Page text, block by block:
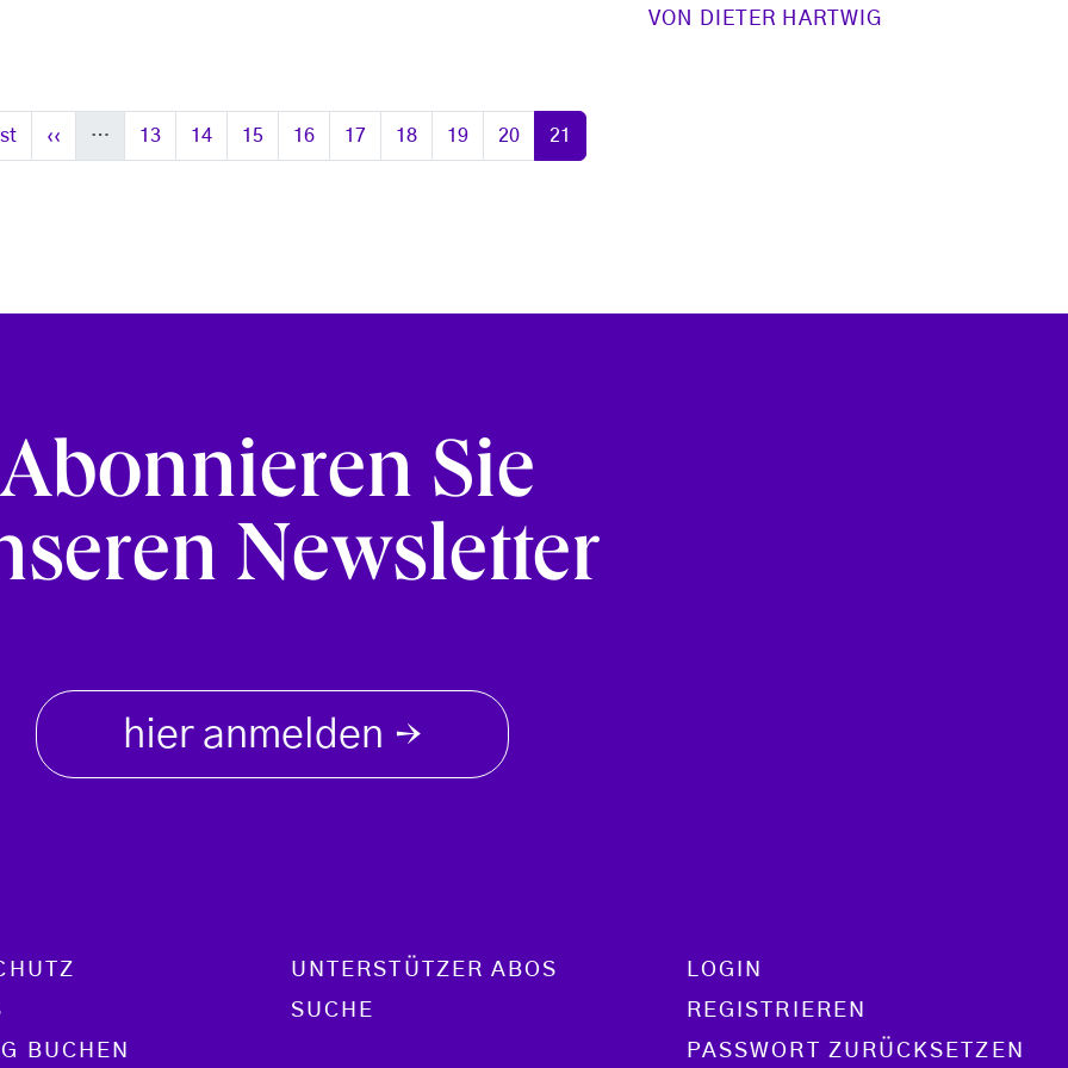
VON
DIETER HARTWIG
SeiteVorherige Seite
‹‹ … Seite
13 Seite
14 Seite
15 Seite
16 Seite
17 Seite
18 Seite
19 Seite
20 Seite
21
Abonnieren Sie
Newsletter
hier anmelden →
BUCHEN
UNTERSTÜTZER ABOS
SUCHE
LOGIN
REGISTRIEREN
PASSWORT ZURÜCKSETZEN